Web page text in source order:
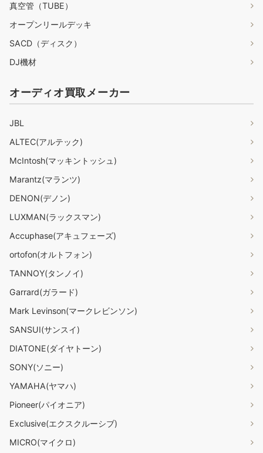
真空管（TUBE）
オープンリールデッキ
SACD（ディスク）
DJ機材
オーディオ買取メーカー
JBL
ALTEC(アルテック)
McIntosh(マッキントッシュ)
Marantz(マランツ)
DENON(デノン)
LUXMAN(ラックスマン)
Accuphase(アキュフェーズ)
ortofon(オルトフォン)
TANNOY(タンノイ)
Garrard(ガラード)
Mark Levinson(マークレビンソン)
SANSUI(サンスイ)
DIATONE(ダイヤトーン)
SONY(ソニー)
YAMAHA(ヤマハ)
Pioneer(パイオニア)
Exclusive(エクスクルーシブ)
MICRO(マイクロ)